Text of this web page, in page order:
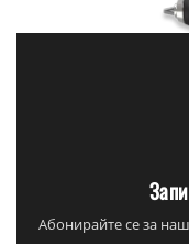
Абонирайте се за